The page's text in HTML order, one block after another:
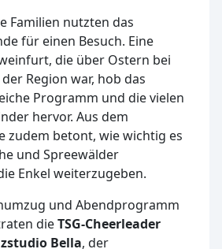
Familien nutzten das
für einen Besuch. Eine
die über Ostern bei
Region war, hob das
Programm und die vielen
hervor. Aus dem
zudem betont, wie wichtig es
und Spreewälder
Enkel weiterzugeben.
und Abendprogramm
dieTSG-Cheerleader
Bella, der